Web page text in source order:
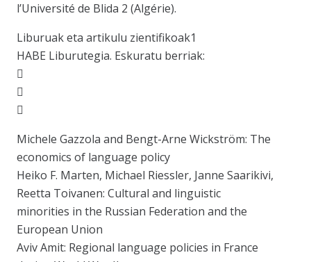
l’Université de Blida 2 (Algérie).
Liburuak eta artikulu zientifikoak1
HABE Liburutegia. Eskuratu berriak:



Michele Gazzola and Bengt-Arne Wickström: The
economics of language policy
Heiko F. Marten, Michael Riessler, Janne Saarikivi,
Reetta Toivanen: Cultural and linguistic
minorities in the Russian Federation and the
European Union
Aviv Amit: Regional language policies in France